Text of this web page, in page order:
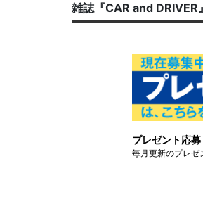
雑誌『CAR and DRIVER
プレゼント応募
毎月更新のプレゼ